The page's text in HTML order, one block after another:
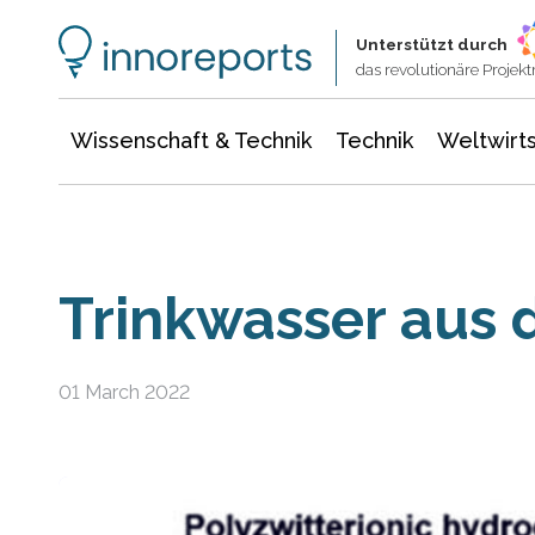
Unterstützt durch
das revolutionäre
Wissenschaft & Technik Technik
Trinkwasser aus
01 March 2022